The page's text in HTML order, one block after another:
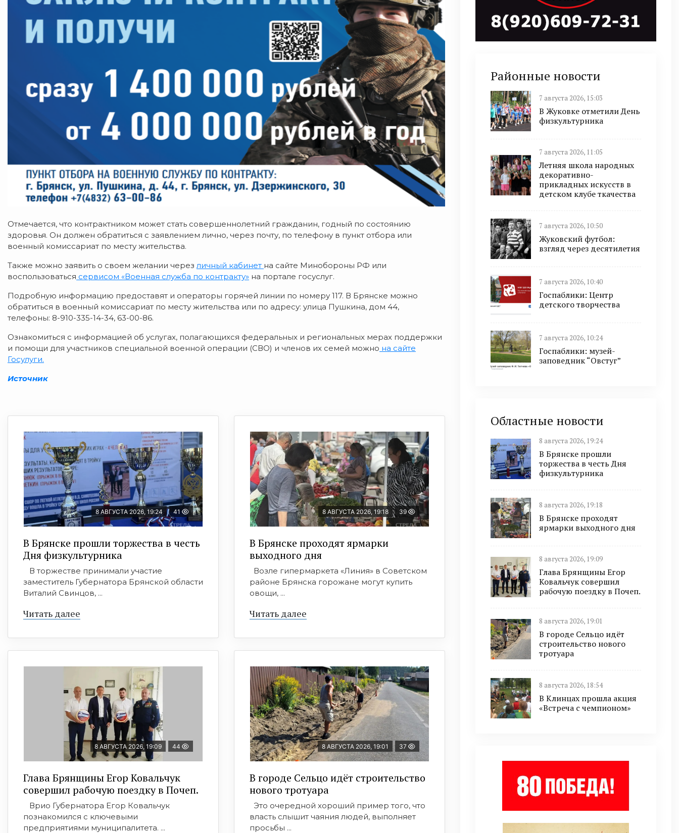
Отмечается, что контрактником может стать совершеннолетний гражданин, годный по состоянию
здоровья. Он должен обратиться с заявлением лично, через почту, по телефону в пункт отбора или
военный комиссариат по месту жительства.
Также можно заявить о своем желании через личный кабинет на сайте Минобороны РФ или
воспользоваться сервисом «Военная служба по контракту» на портале госуслуг.
Подробную информацию предоставят и операторы горячей линии по номеру 117. В Брянске можно
обратиться в военный комиссариат по месту жительства или по адресу: улица Пушкина, дом 44,
телефоны: 8-910-335-14-34, 63-00-86.
Ознакомиться с информацией об услугах, полагающихся федеральных и региональных мерах поддержки
и помощи для участников специальной военной операции (СВО) и членов их семей можно на сайте
Госулуги.
Источник
8 АВГУСТА 2026, 19:24 41
В Брянске прошли торжества в честь
Дня физкультурника
В торжестве принимали участие
заместитель Губернатора Брянской области
Виталий Свинцов, ...
Читать далее
8 АВГУСТА 2026, 19:18 39
В Брянске проходят ярмарки
выходного дня
Возле гипермаркета «Линия» в Советском
районе Брянска горожане могут купить
овощи, ...
Читать далее
8 АВГУСТА 2026, 19:09 44
Глава Брянщины Егор Ковальчук
совершил рабочую поездку в Почеп.
Врио Губернатора Егор Ковальчук
познакомился с ключевыми
предприятиями муниципалитета. ...
8 АВГУСТА 2026, 19:01 37
В городе Сельцо идёт строительство
нового тротуара
Это очередной хороший пример того, что
власть слышит чаяния людей, выполняет
просьбы ...
Районные новости
7 августа 2026, 15:03
В Жуковке отметили День
физкультурника
7 августа 2026, 11:05
Летняя школа народных
декоративно-
прикладных искусств в
детском клубе ткачества
7 августа 2026, 10:50
Жуковский футбол:
взгляд через десятилетия
7 августа 2026, 10:40
Госпаблики: Центр
детского творчества
7 августа 2026, 10:24
Госпаблики: музей-
заповедник “Овстуг”
Областные новости
8 августа 2026, 19:24
В Брянске прошли
торжества в честь Дня
физкультурника
8 августа 2026, 19:18
В Брянске проходят
ярмарки выходного дня
8 августа 2026, 19:09
Глава Брянщины Егор
Ковальчук совершил
рабочую поездку в Почеп.
8 августа 2026, 19:01
В городе Сельцо идёт
строительство нового
тротуара
8 августа 2026, 18:54
В Клинцах прошла акция
«Встреча с чемпионом»